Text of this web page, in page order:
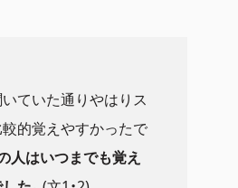
ていた通りやはりス
的覚えやすかったで
人はいつまでも覚え